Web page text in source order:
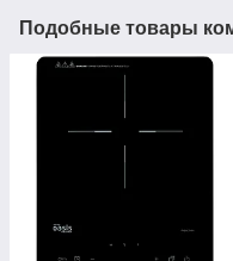
Подобные товары